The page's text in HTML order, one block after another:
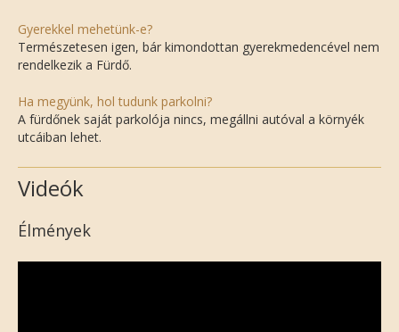
Gyerekkel mehetünk-e?
Természetesen igen, bár kimondottan gyerekmedencével nem
rendelkezik a Fürdő.
Ha megyünk, hol tudunk parkolni?
A fürdőnek saját parkolója nincs, megállni autóval a környék
utcáiban lehet.
Videók
Élmények